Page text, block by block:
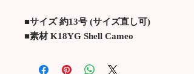
■サイズ 約13号 (サイズ直し可)
■素材 K18YG Shell Cameo